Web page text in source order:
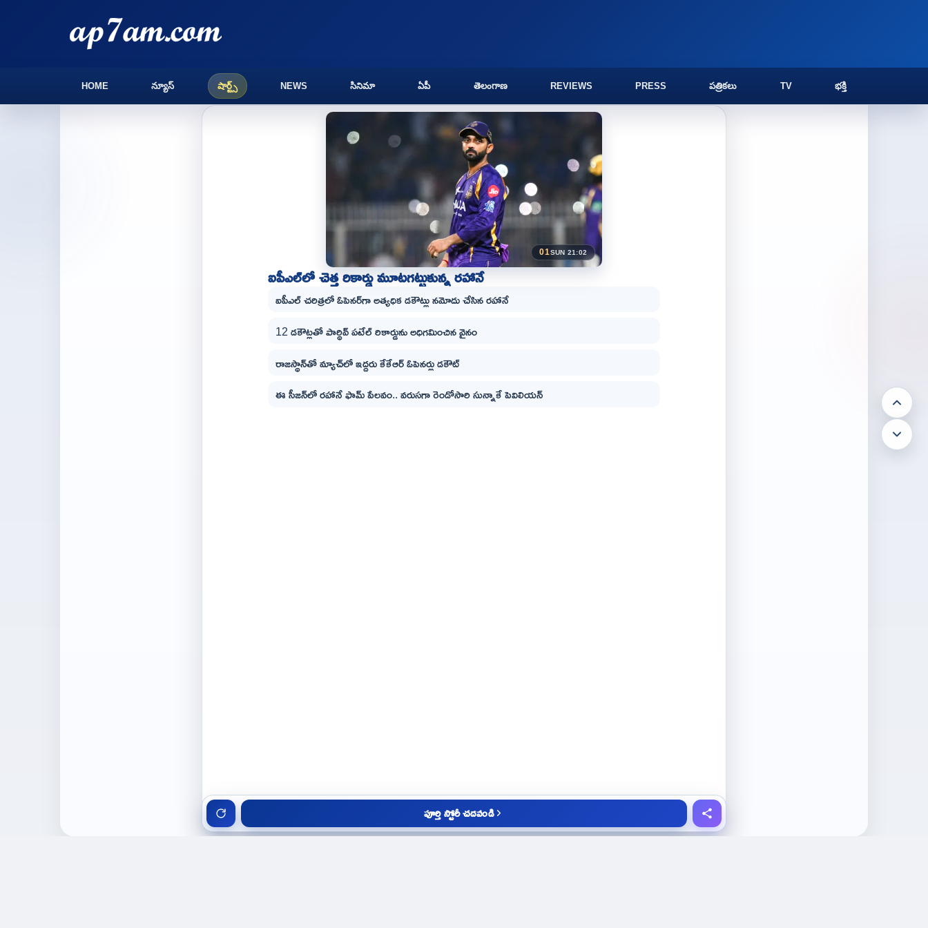
HOME న్యూస్ షార్ట్స్ NEWS సినిమా ఏపీ తెలంగాణ REVIEWS PRESS పత్రికలు TV భక్తి
01SUN 21:02
ఐపీఎల్‌లో చెత్త రికార్డు మూటగట్టుకున్న రహానే
ఐపీఎల్ చరిత్రలో ఓపెనర్‌గా అత్యధిక డకౌట్లు నమోదు చేసిన రహానే
12 డకౌట్లతో పార్థివ్ పటేల్ రికార్డును అధిగమించిన వైనం
రాజస్థాన్‌తో మ్యాచ్‌లో ఇద్దరు కేకేఆర్ ఓపెనర్లు డకౌట్
ఈ సీజన్‌లో రహానే ఫామ్ పేలవం.. వరుసగా రెండోసారి సున్నాకే పెవిలియన్
పూర్తి స్టోరీ చదవండి